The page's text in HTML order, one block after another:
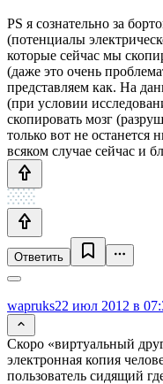
PS я сознательно за
(потенциалы
которые сейчас мы
(даже это очень
представляем как. На
(при условии
скопировать мозг
только вот не
всяком случае сейчас и
Ответить
wapruks22 июл 2012 в
Скоро «виртуальный
электронная копия
пользователь сидящий